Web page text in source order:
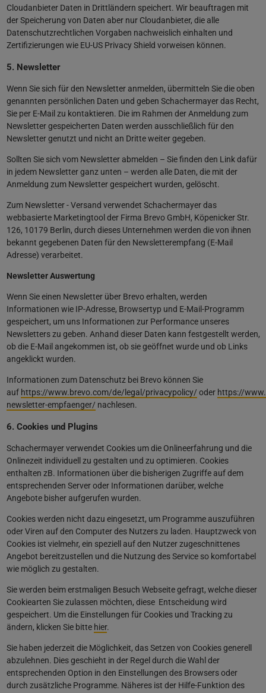
Cloudanbieter Daten in Drittländern speichert. Wir beauftragen mit
der Speicherung von Daten aber nur Cloudanbieter, die alle
Datenschutzrechtlichen Vorgaben nachweislich einhalten und
Zertifizierungen wie EU-US Privacy Shield vorweisen können.
5. Newsletter
Wenn Sie sich für den Newsletter anmelden, übermitteln Sie die oben
genannten persönlichen Daten und geben Schachermayer das Recht,
Sie per E-Mail zu kontaktieren. Die im Rahmen der Anmeldung zum
Newsletter gespeicherten Daten werden ausschließlich für den
Newsletter genutzt und nicht an Dritte weiter gegeben.
Sollten Sie sich vom Newsletter abmelden – Sie finden den Link dafür
in jedem Newsletter ganz unten – werden alle Daten, die mit der
Anmeldung zum Newsletter gespeichert wurden, gelöscht.
Zum Newsletter - Versand verwendet Schachermayer das
webbasierte Marketingtool der Firma Brevo GmbH, Köpenicker Str.
126, 10179 Berlin, durch dieses Unternehmen werden die von ihnen
bekannt gegebenen Daten für den Newsletterempfang (E-Mail
Adresse) verarbeitet.
Newsletter Auswertung
Wenn Sie einen Newsletter über Brevo erhalten, werden
Informationen wie IP-Adresse, Browsertyp und E-Mail-Programm
gespeichert, um uns Informationen zur Performance unseres
Newsletters zu geben. Anhand dieser Daten kann festgestellt werden,
ob die E-Mail angekommen ist, ob sie geöffnet wurde und ob Links
angeklickt wurden.
Informationen zum Datenschutz bei Brevo können Sie
auf https://www.brevo.com/de/legal/privacypolicy/ oder https://
newsletter-empfaenger/ nachlesen.
6. Cookies und Plugins
Schachermayer verwendet Cookies um die Onlineerfahrung und die
Onlinezeit individuell zu gestalten und zu optimieren. Cookies
enthalten zB. Informationen über die bisherigen Zugriffe auf dem
entsprechenden Server oder Informationen darüber, welche
Angebote bisher aufgerufen wurden.
Cookies werden nicht dazu eingesetzt, um Programme auszuführen
oder Viren auf den Computer des Nutzers zu laden. Hauptzweck von
Cookies ist vielmehr, ein speziell auf den Nutzer zugeschnittenes
Angebot bereitzustellen und die Nutzung des Service so komfortabel
wie möglich zu gestalten.
Sie werden beim erstmaligen Besuch Webseite gefragt, welche dieser
Cookiearten Sie zulassen möchten, diese Entscheidung wird
gespeichert. Um die Einstellungen für Cookies und Tracking zu
ändern, klicken Sie bitte hier.
Sie haben jederzeit die Möglichkeit, das Setzen von Cookies generell
abzulehnen. Dies geschieht in der Regel durch die Wahl der
entsprechenden Option in den Einstellungen des Browsers oder
durch zusätzliche Programme. Näheres ist der Hilfe-Funktion des